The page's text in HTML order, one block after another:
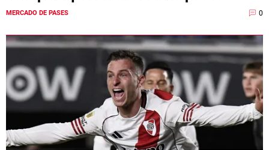
MERCADO DE PASES 0